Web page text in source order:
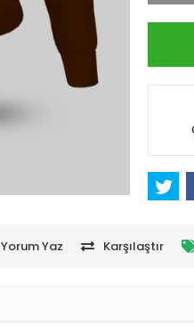
Yorum Yaz Karşılaştır